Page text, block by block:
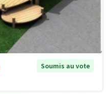
Soumis au vote